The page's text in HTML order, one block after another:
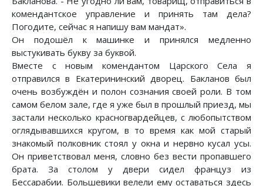
комендантское управление и принять там дела?
Погодите, сейчас я напишу вам мандат».
Он подошёл к машинке и принялся медленно
выстукивать букву за буквой.
Вместе с новым комендантом Царского Села я
отправился в Екатерининский дворец. Бакланов был
очень возбуждён и полон сознания своей роли. В том
самом белом зале, где я уже был в прошлый приезд, мы
застали несколько красногвардейцев, с любопытством
оглядывавшихся кругом, в то время как мой старый
знакомый полковник стоял у окна и нервно кусал усы.
Он приветствовал меня, словно без вести пропавшего
брата. За столом у двери сидел француз из
Бессарабии. Большевики велели ему оставаться здесь